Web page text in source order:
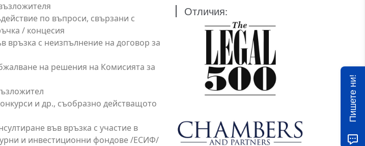
по въпроси, свързани с
/ концесия
с неизпълнение на договор за
на решения на Комисията за
и др., съобразно действащото
във връзка с участие в
и инвестиционни фондове /ЕСИФ/
Отличия:
Пишете ни!